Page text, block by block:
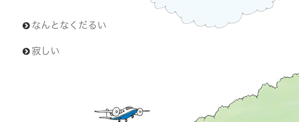
なんとなくだるい
寂しい